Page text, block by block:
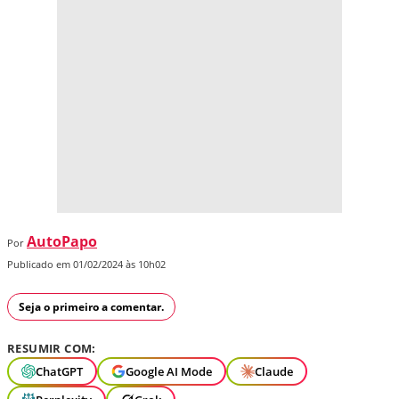
Por AutoPapo
Publicado em 01/02/2024 às 10h02
Seja o primeiro a comentar.
RESUMIR COM:
ChatGPT
Google AI Mode
Claude